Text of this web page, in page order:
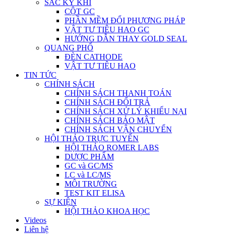
SẮC KÝ KHÍ
CỘT GC
PHẦN MỀM ĐỔI PHƯƠNG PHÁP
VẬT TƯ TIÊU HAO GC
HƯỚNG DẪN THAY GOLD SEAL
QUANG PHỔ
ĐÈN CATHODE
VẬT TƯ TIÊU HAO
TIN TỨC
CHÍNH SÁCH
CHÍNH SÁCH THANH TOÁN
CHÍNH SÁCH ĐỔI TRẢ
CHÍNH SÁCH XỬ LÝ KHIẾU NẠI
CHÍNH SÁCH BẢO MẬT
CHÍNH SÁCH VẬN CHUYỂN
HỘI THẢO TRỰC TUYẾN
HỘI THẢO ROMER LABS
DƯỢC PHẨM
GC và GC/MS
LC và LC/MS
MÔI TRƯỜNG
TEST KIT ELISA
SỰ KIỆN
HỘI THẢO KHOA HỌC
Videos
Liên hệ